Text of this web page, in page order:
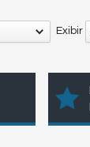
Exibir